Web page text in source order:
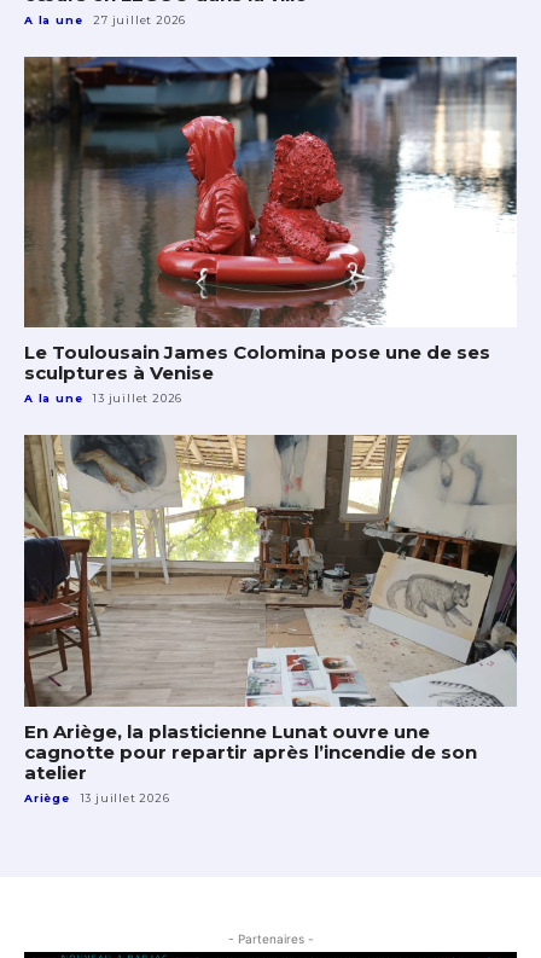
A la une 27 juillet 2026
Le Toulousain James Colomina pose une de ses
sculptures à Venise
A la une 13 juillet 2026
En Ariège, la plasticienne Lunat ouvre une
cagnotte pour repartir après l’incendie de son
atelier
Ariège 13 juillet 2026
- Partenaires -